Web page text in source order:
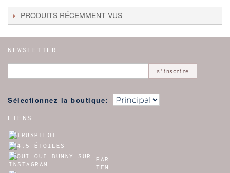
PRODUITS RÉCEMMENT VUS
NEWSLETTER
s'inscrire
Sélectionnez la boutique:
LIENS
PAR
TEN